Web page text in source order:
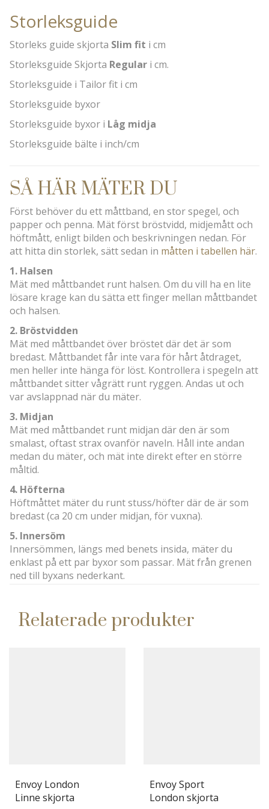
Storleksguide
Storleks guide skjorta Slim fit i cm
Storleksguide Skjorta Regular i cm.
Storleksguide i Tailor fit i cm
Storleksguide byxor
Storleksguide byxor i Låg midja
Storleksguide bälte i inch/cm
SÅ HÄR MÄTER DU
Först behöver du ett måttband, en stor spegel, och
papper och penna. Mät först bröstvidd, midjemått och
höftmått, enligt bilden och beskrivningen nedan. För
att hitta din storlek, sätt sedan in måtten i tabellen här.
1. Halsen
Mät med måttbandet runt halsen. Om du vill ha en lite
lösare krage kan du sätta ett finger mellan måttbandet
och halsen.
2. Bröstvidden
Mät med måttbandet över bröstet där det är som
bredast. Måttbandet får inte vara för hårt åtdraget,
men heller inte hänga för löst. Kontrollera i spegeln att
måttbandet sitter vågrätt runt ryggen. Andas ut och
var avslappnad när du mäter.
3. Midjan
Mät med måttbandet runt midjan där den är som
smalast, oftast strax ovanför naveln. Håll inte andan
medan du mäter, och mät inte direkt efter en större
måltid.
4. Höfterna
Höftmåttet mäter du runt stuss/höfter där de är som
bredast (ca 20 cm under midjan, för vuxna).
5. Innersöm
Innersömmen, längs med benets insida, mäter du
enklast på ett par byxor som passar. Mät från grenen
ned till byxans nederkant.
Relaterade produkter
Envoy London
Linne skjorta
Envoy Sport
London skjorta